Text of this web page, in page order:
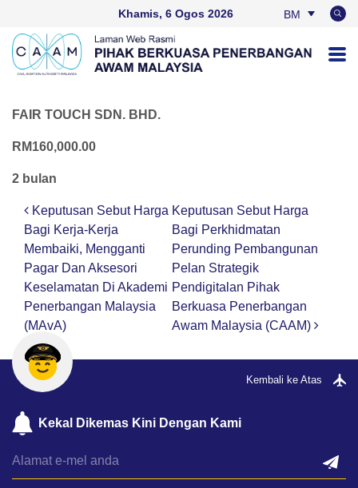
Khamis, 6 Ogos 2026
BM
FAIR TOUCH SDN. BHD.
RM160,000.00
2 bulan
Post navigation
Keputusan Sebut Harga
Bagi Kerja-Kerja
Membaiki, Mengganti
Pagar Dan Aksesori
Keselamatan Di Akademi
Penerbangan Malaysia
(MAvA)
Keputusan Sebut Harga
Bagi Perkhidmatan
Perunding Pembangunan
Pelan Strategik
Pendigitalan Pihak
Berkuasa Penerbangan
Awam Malaysia (CAAM)
Kembali ke Atas
Kekal Dikemas Kini Dengan Kami